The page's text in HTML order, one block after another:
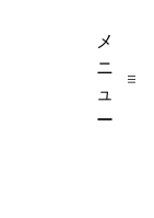
メ
ニ
ュ
ー